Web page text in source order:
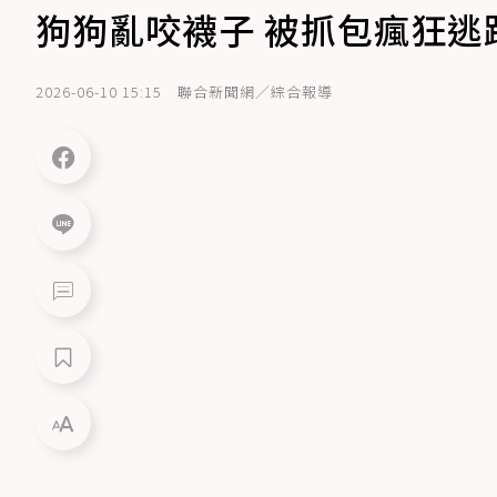
狗狗亂咬襪子 被抓包瘋狂逃
2026-06-10 15:15 聯合新聞網／綜合報導